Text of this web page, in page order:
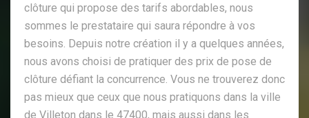
clôture qui propose des tarifs abordables, nous
sommes le prestataire qui saura répondre à vos
besoins. Depuis notre création il y a quelques années,
nous avons choisi de pratiquer des prix de pose de
clôture défiant la concurrence. Vous ne trouverez donc
pas mieux que ceux que nous pratiquons dans la ville
de Villeton dans le 47400, mais aussi dans les